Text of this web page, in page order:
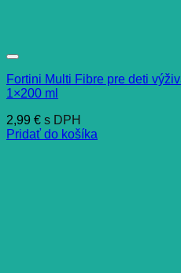
Fortini Multi Fibre pre deti
1×200 ml
2,99 € s DPH
Pridať do košíka